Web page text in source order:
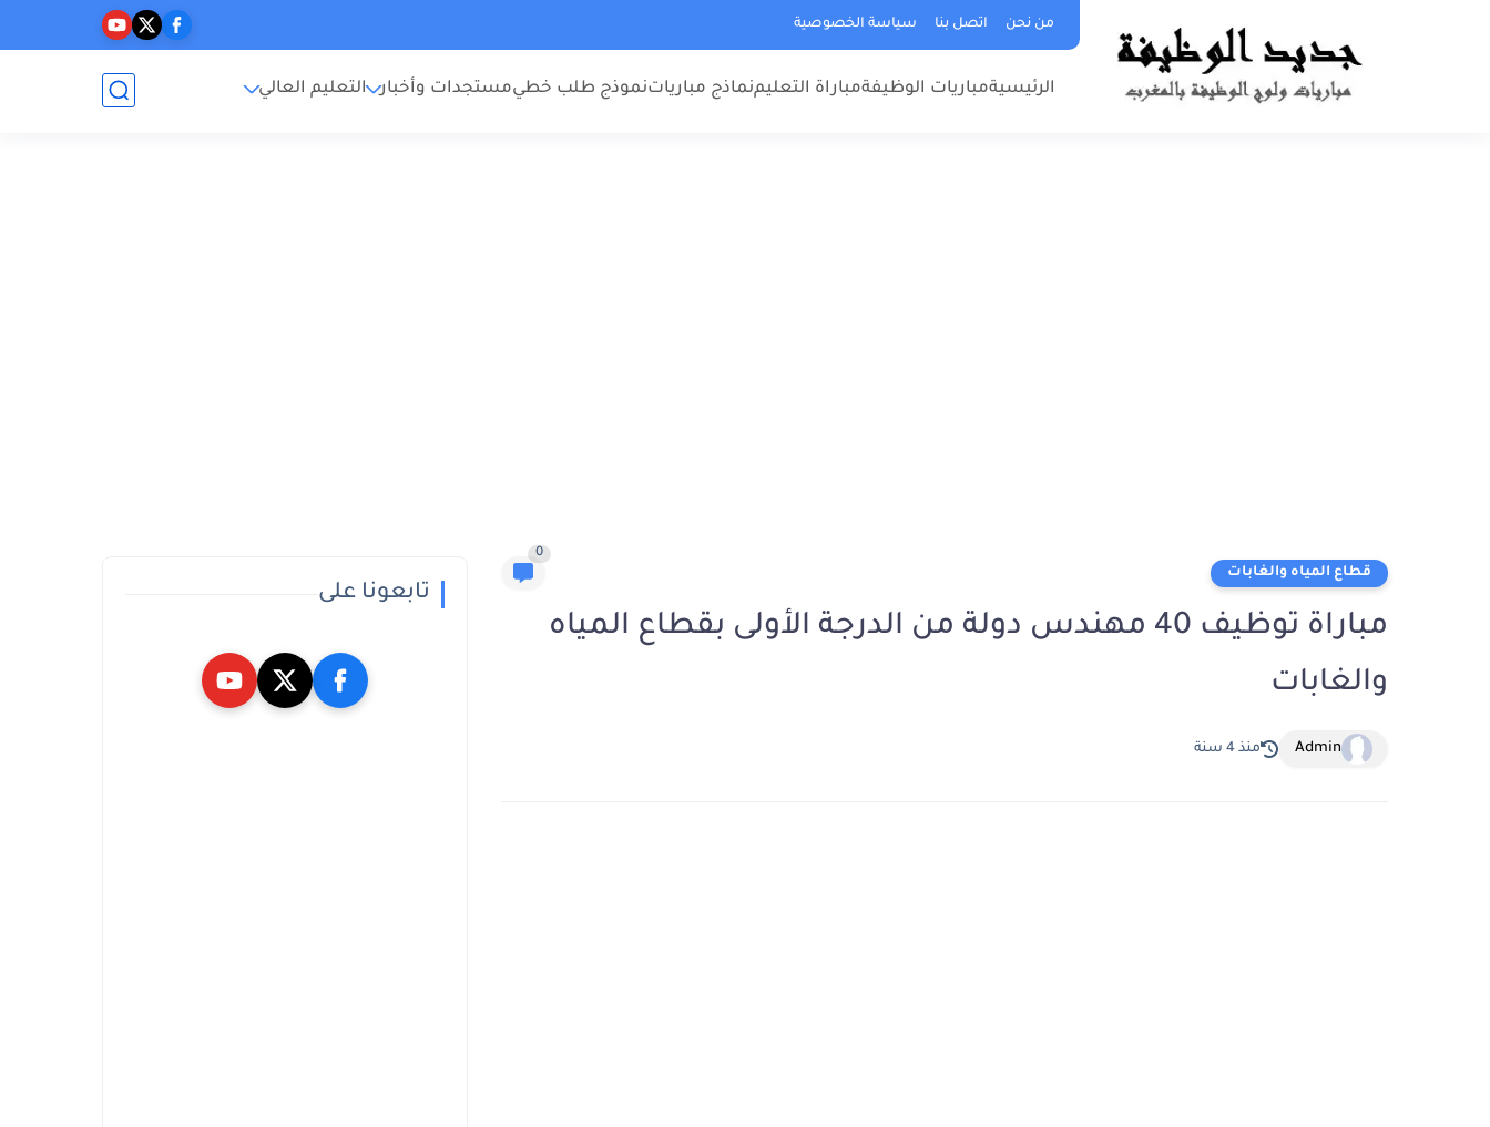
من نحن اتصل بنا سياسة الخصوصية
الرئيسيةمباريات الوظيفةمباراة التعليمنماذج مبارياتنموذج طلب خطيمستجدات وأخبار التعليم العالي
قطاع المياه والغابات
0
مباراة توظيف 40 مهندس دولة من الدرجة الأولى بقطاع المياه
والغابات
Admin منذ 4 سنة
تابعونا على